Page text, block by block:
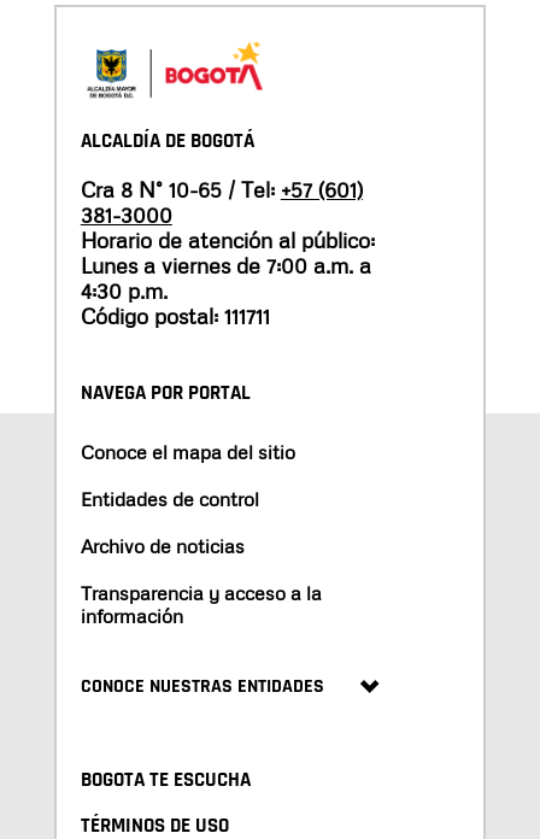
ALCALDÍA DE BOGOTÁ
Cra 8 N° 10-65 / Tel: +57 (601)
381-3000
Horario de atención al público:
Lunes a viernes de 7:00 a.m. a
4:30 p.m.
Código postal: 111711
NAVEGA POR PORTAL
Conoce el mapa del sitio
Entidades de control
Archivo de noticias
Transparencia y acceso a la
información
CONOCE NUESTRAS ENTIDADES
BOGOTA TE ESCUCHA
TÉRMINOS DE USO